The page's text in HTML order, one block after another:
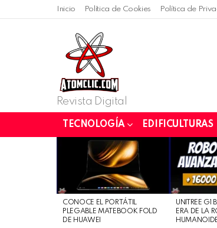
Inicio Política de Cookies Política de
Revista Digital
TECNOLOGÍA EDIFICULTURAS
STORIES
CONOCE EL PORTÁTIL
PLEGABLE MATEBOOK FOLD
DE HUAWEI
UNITREE G1
ERA DE LA